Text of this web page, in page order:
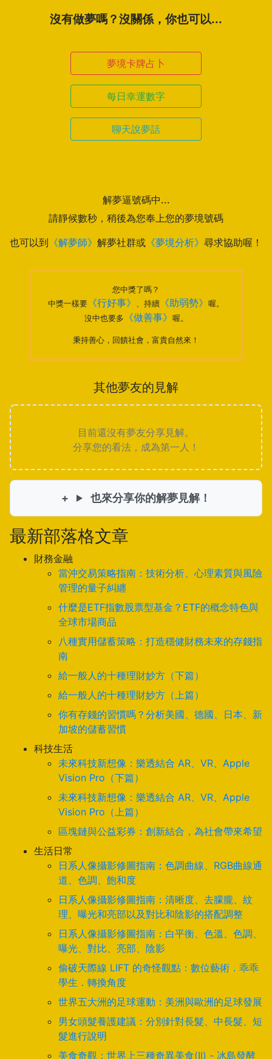
沒有做夢嗎？沒關係，你也可以...
夢境卡牌占卜
每日幸運數字
聊天說夢話
解夢逼號碼中...
請靜候數秒，稍後為您奉上您的夢境號碼
也可以到 《解夢師》 解夢社群或 《夢境分析》 尋求協助喔！
您中獎了嗎？
中獎一樣要 《行好事》 、持續 《助弱勢》 喔。
沒中也要多
《做善事》 喔。
秉持善心，回饋社會，富貴自然來！
其他夢友的見解
目前還沒有夢友分享見解。
分享您的看法，成為第一人！
也來分享你的解夢見解！
最新部落格文章
財務金融
當沖交易策略指南：技術分析、心理素質與風險
管理的量子糾纏
什麼是ETF指數股票型基金？ETF的概念特色與
全球市場商品
八種實用儲蓄策略：打造穩健財務未來的存錢指
南
給一般人的十種理財妙方（下篇）
給一般人的十種理財妙方（上篇）
你有存錢的習慣嗎？分析美國、德國、日本、新
加坡的儲蓄習慣
科技生活
未來科技新想像：樂透結合 AR、VR、Apple
Vision Pro（下篇）
未來科技新想像：樂透結合 AR、VR、Apple
Vision Pro（上篇）
區塊鏈與公益彩券：創新結合，為社會帶來希望
生活日常
日系人像攝影修圖指南：色調曲線、RGB曲線通
道、色調、飽和度
日系人像攝影修圖指南：清晰度、去朦朧、紋
理、曝光和亮部以及對比和陰影的搭配調整
日系人像攝影修圖指南：白平衡、色溫、色調、
曝光、對比、亮部、陰影
偷破天際線 LIFT 的奇怪觀點：數位藝術．乖乖
學生．轉換角度
世界五大洲的足球運動：美洲與歐洲的足球發展
男女頭髮養護建議：分別針對長髮、中長髮、短
髮進行說明
美食奇觀：世界上三種奇異美食(II) - 冰島發酵